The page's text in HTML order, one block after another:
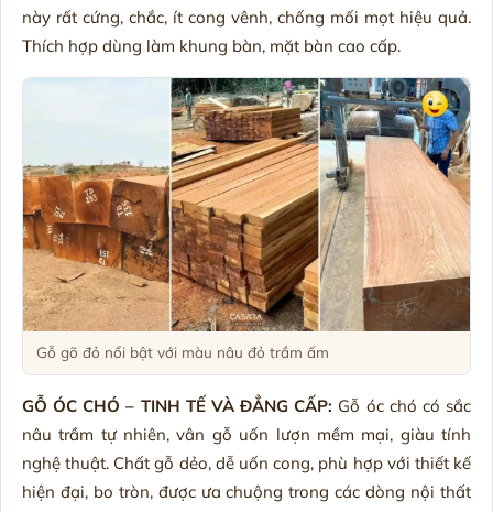
này rất cứng, chắc, ít cong vênh, chống mối mọt hiệu quả.
Thích hợp dùng làm khung bàn, mặt bàn cao cấp.
Gỗ gõ đỏ nổi bật với màu nâu đỏ trầm ấm
GỖ ÓC CHÓ – TINH TẾ VÀ ĐẲNG CẤP: Gỗ óc chó có sắc
nâu trầm tự nhiên, vân gỗ uốn lượn mềm mại, giàu tính
nghệ thuật. Chất gỗ dẻo, dễ uốn cong, phù hợp với thiết kế
hiện đại, bo tròn, được ưa chuộng trong các dòng nội thất